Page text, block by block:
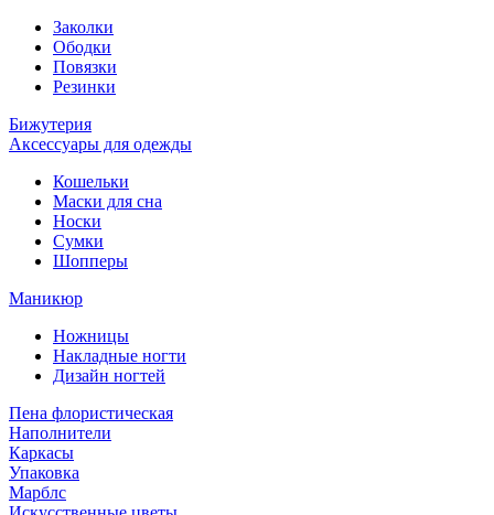
Заколки
Ободки
Повязки
Резинки
Бижутерия
Аксессуары для одежды
Кошельки
Маски для сна
Носки
Сумки
Шопперы
Маникюр
Ножницы
Накладные ногти
Дизайн ногтей
Пена флористическая
Наполнители
Каркасы
Упаковка
Марблс